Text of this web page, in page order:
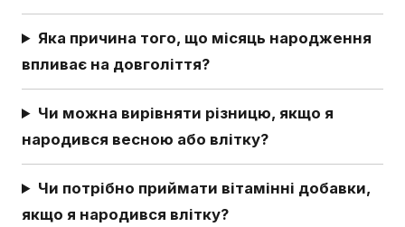
Яка причина того, що місяць народження
впливає на довголіття?
Чи можна вирівняти різницю, якщо я
народився весною або влітку?
Чи потрібно приймати вітамінні добавки,
якщо я народився влітку?